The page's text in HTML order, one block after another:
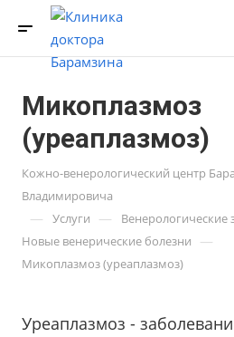
Микоплазмоз
(уреаплазмоз)
Кожно-венерологический центр
Владимировича
— Услуги — Венерологические
Новые венерические болезни —
Микоплазмоз (уреаплазмоз)
Уреаплазмоз -